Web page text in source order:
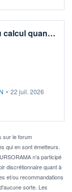
calcul quan…
• 22 juil. 2026
sur le forum
qui en sont émetteurs.
n'a participé
discrétionnaire quant à
et/ou recommandations
sorte. Les